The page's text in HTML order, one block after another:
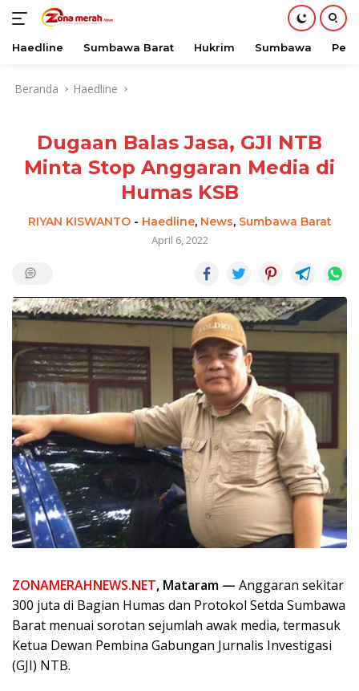
Haedline Sumbawa Barat Hukrim Sumbawa
Beranda Haedline
Dugaan Balas Jasa, GJI NTB
Minta Stop Anggaran Media di
Humas KSB
RIYAN KISWANTO- Haedline, News, Sumbawa Barat
April 6, 2022
ZONAMERAHNEWS.NET, Mataram — Anggaran sekitar
300 juta di Bagian Humas dan Protokol Setda Sumbawa
Barat menuai sorotan sejumlah awak media, termasuk
Ketua Dewan Pembina Gabungan Jurnalis Investigasi
(GJI) NTB.